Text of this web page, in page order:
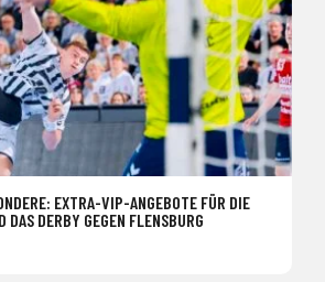
EXTRA-VIP-ANGEBOTE FÜR DIE
DAS DERBY GEGEN FLENSBURG